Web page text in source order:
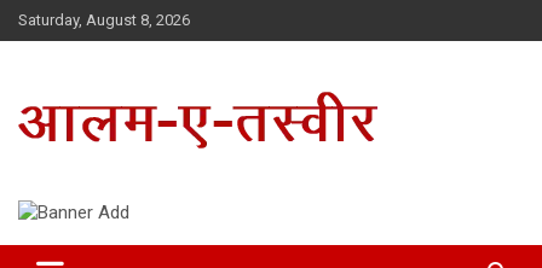
Skip
to
Saturday, August 8, 2026
Alam E Tasveer